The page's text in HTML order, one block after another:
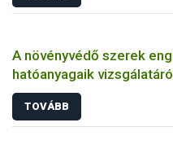
A növényvédő szerek
hatóanyagaik
TOVÁBB